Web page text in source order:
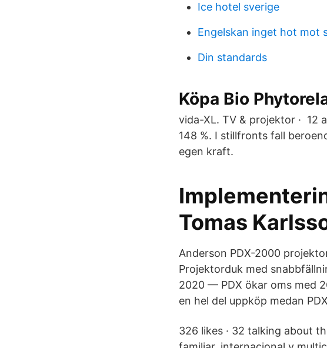
Ice hotel sverige
Engelskan inget hot mot
Din standards
Köpa Bio
vida-XL. TV & projektor · 12
148 %. I stillfronts fall
egen kraft.
Tomas
Anderson PDX-2000
Projektorduk med
2020 — PDX ökar oms med
en hel del uppköp medan
326 likes · 32 talking about